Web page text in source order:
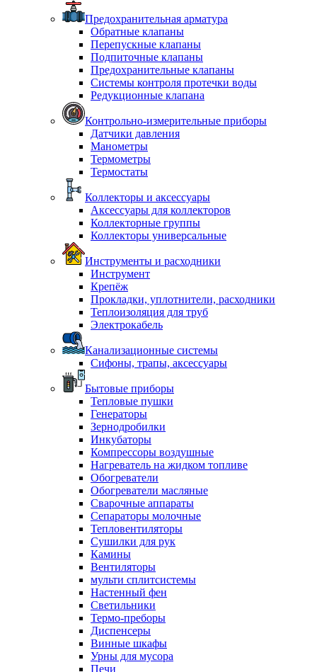
Предохранительная арматура
Обратные клапаны
Перепускные клапаны
Подпиточные клапаны
Предохранительные клапаны
Системы контроля протечки воды
Редукционные клапана
Контрольно-измерительные приборы
Датчики давления
Манометры
Термометры
Термостаты
Коллекторы и аксессуары
Аксессуары для коллекторов
Коллекторные группы
Коллекторы универсальные
Инструменты и расходники
Инструмент
Крепёж
Прокладки, уплотнители, расходники
Теплоизоляция для труб
Электрокабель
Канализационные системы
Сифоны, трапы, аксессуары
Бытовые приборы
Тепловые пушки
Генераторы
Зернодробилки
Инкубаторы
Компрессоры воздушные
Нагреватель на жидком топливе
Обогреватели
Обогреватели масляные
Сварочные аппараты
Сепараторы молочные
Тепловентиляторы
Сушилки для рук
Камины
Вентиляторы
мульти сплитсистемы
Настенный фен
Светильники
Термо-преборы
Диспенсеры
Винные шкафы
Урны для мусора
Печи